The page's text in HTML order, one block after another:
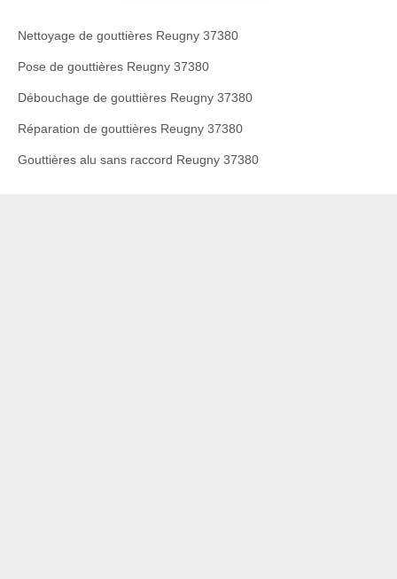
Nettoyage de gouttières Reugny 37380
Pose de gouttières Reugny 37380
Débouchage de gouttières Reugny 37380
Réparation de gouttières Reugny 37380
Gouttières alu sans raccord Reugny 37380